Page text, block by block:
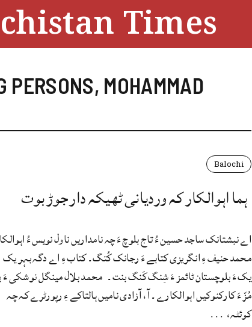
Times
PERSONS, MOHAMMAD
Balochi
ہما اہوالکار کہ وردیانی ٹھیکہ دار جوڑ بوت
اے نبشتانک ساجد حسین ءُ تاج بلوچ ءَ چہ نامداریں ناول نویس ءُ
محمد حنیف ءِ انگریزی کتابے ءَ رجانک کُتگ۔ کتاب ءِ اے دگہ بہر یک
یک ءَ بلوچستان ٹائمز ءَ شِنگ کَنگ بنت۔ محمد بلال مینگل نوشکی
مُزّ ءَ کارکنوکیں اہوالکارے۔ آ، آزادی نامیں ہالتاکے ءِ رپورٹرے کہ چہ
کوئٹہ، ...